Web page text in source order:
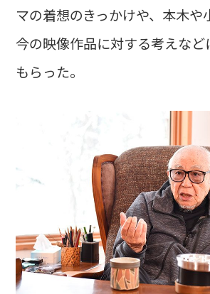
マの着想のきっかけや、本木や
今の映像作品に対する考えなど
もらった。